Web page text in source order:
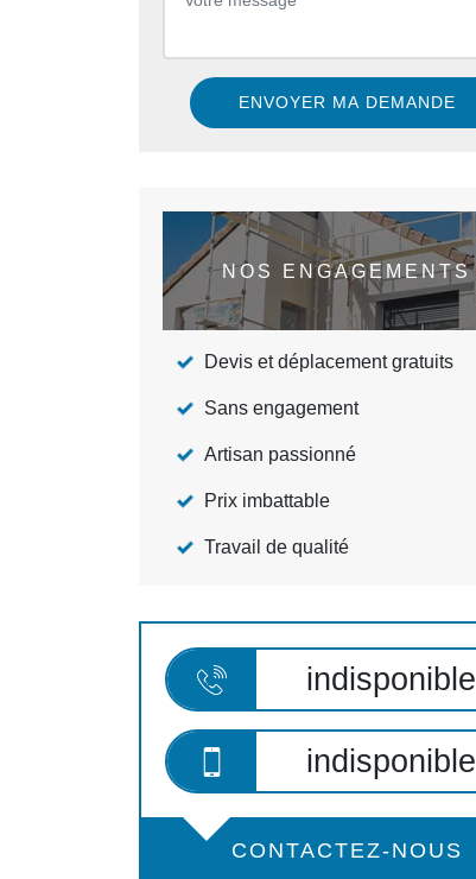
NOS ENGAGEMENTS
Devis et déplacement gratuits
Sans engagement
Artisan passionné
Prix imbattable
Travail de qualité
indisponible
indisponible
CONTACTEZ-NOUS